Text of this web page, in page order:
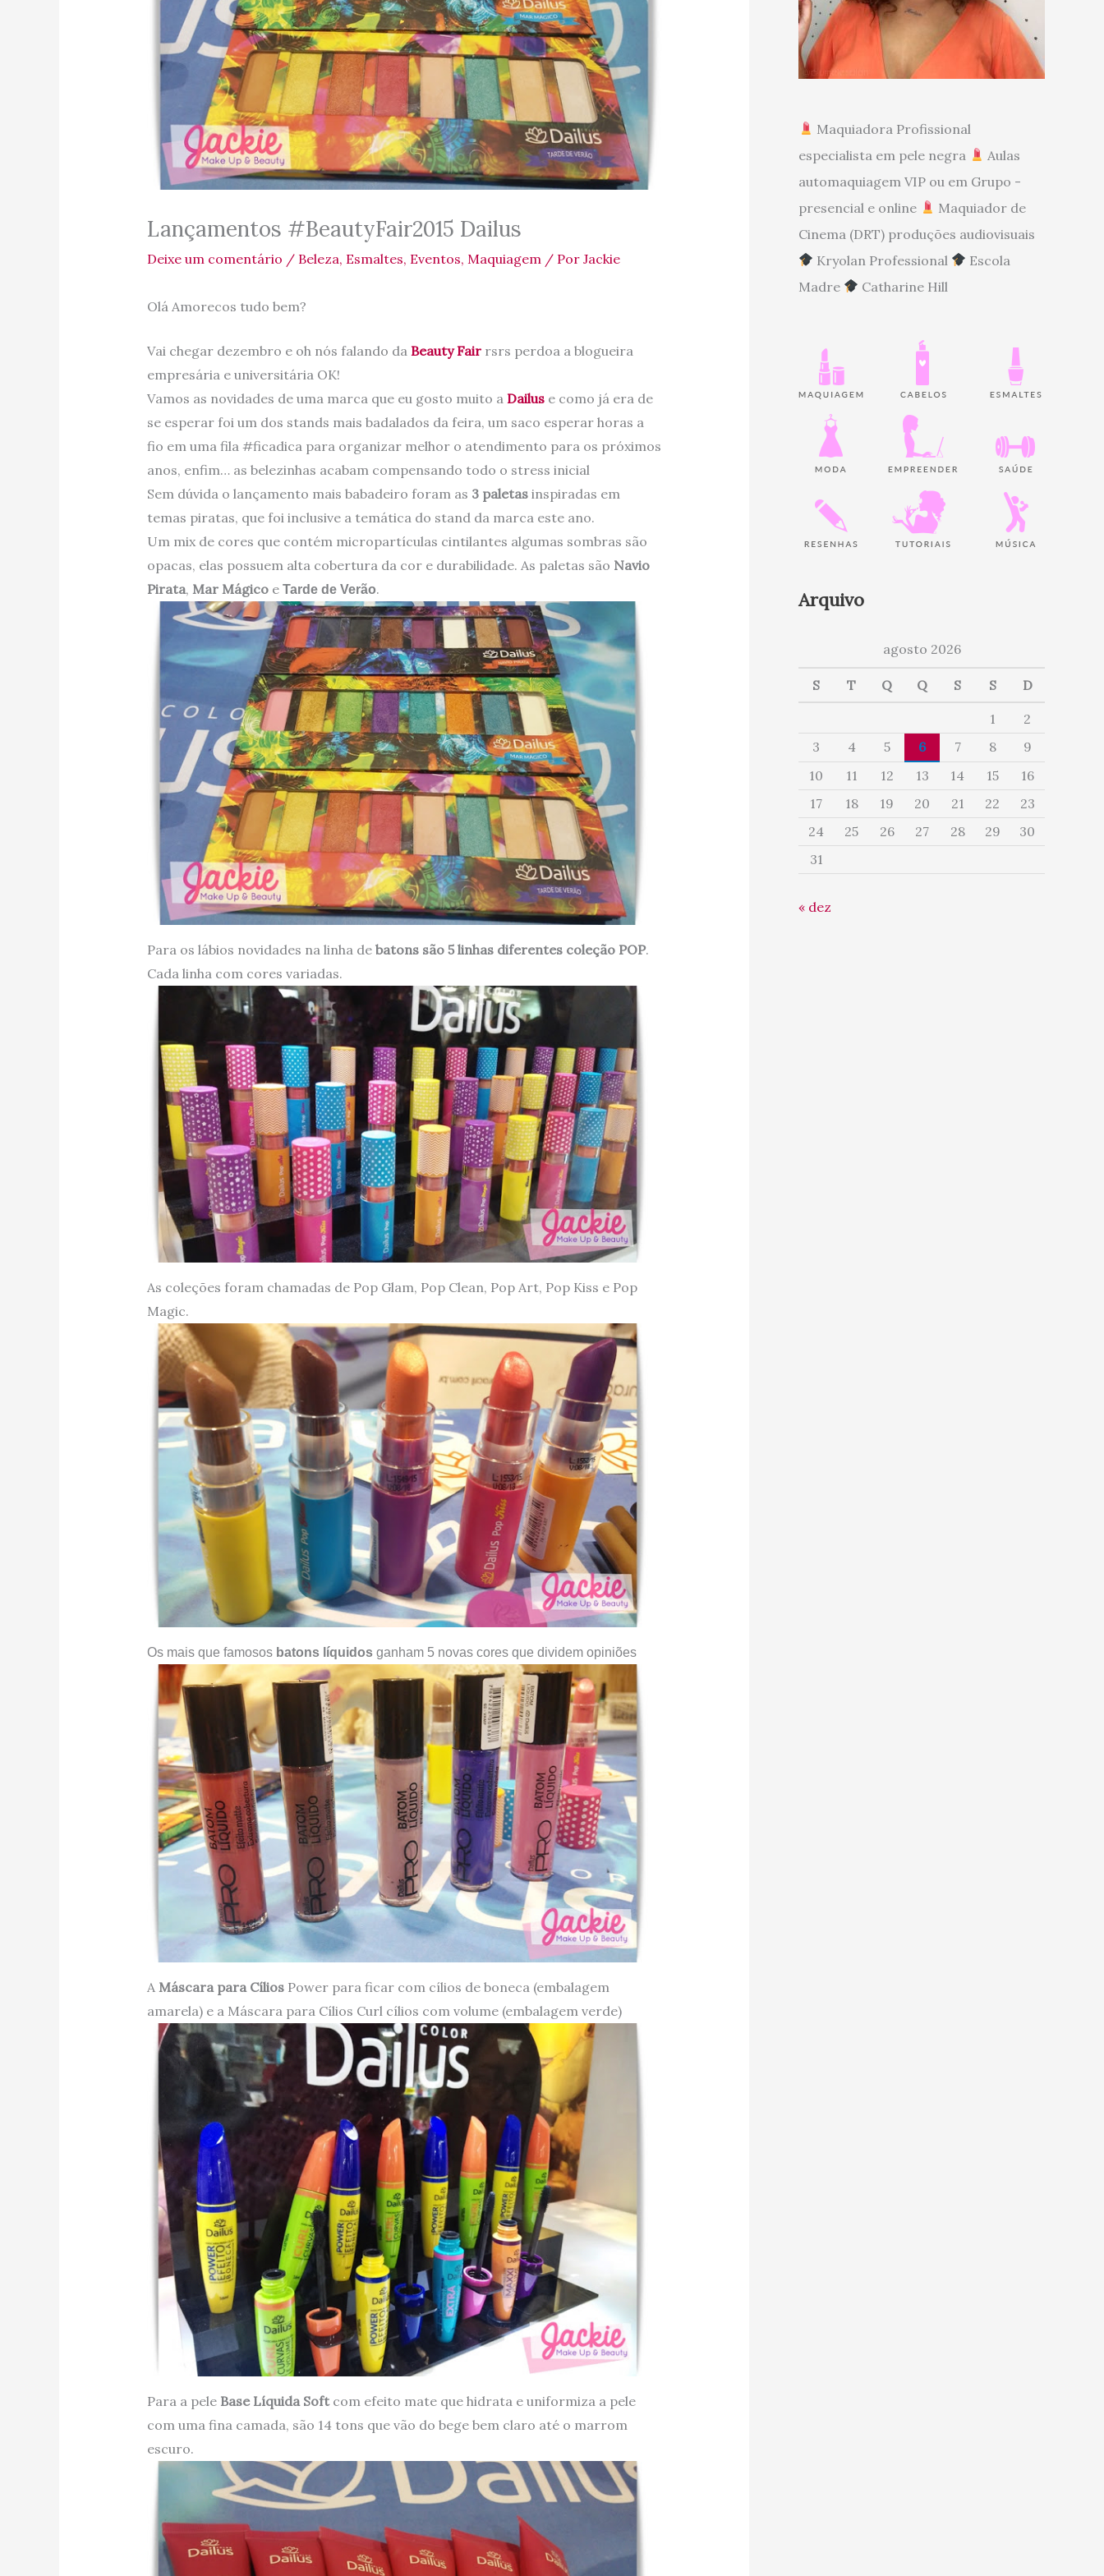
Lançamentos #BeautyFair2015 Dailus
Deixe um comentário / Beleza, Esmaltes, Eventos, Maquiagem / Por Jackie
Olá Amorecos tudo bem?
Vai chegar dezembro e oh nós falando da Beauty Fairrsrs perdoa a blogueira
empresária e universitária OK!
Vamos as novidades de uma marca que eu gosto muito a Dailuse como já era de
se esperar foi um dos stands mais badalados da feira, um saco esperar horas a
fio em uma fila #ficadica para organizar melhor o atendimento para os próximos
anos, enfim… as belezinhas acabam compensando todo o stress inicial
Sem dúvida o lançamento mais babadeiro foram as 3 paletasinspiradas em
temas piratas, que foi inclusive a temática do stand da marca este ano.
Um mix de cores que contém micropartículas cintilantes algumas sombras são
opacas, elas possuem alta cobertura da cor e durabilidade. As paletas são Navio
Pirata, Mar Mágico e Tarde de Verão.
Para os lábios novidades na linha de batons são 5 linhas diferentes coleção POP.
Cada linha com cores variadas.
As coleções foram chamadas de Pop Glam, Pop Clean, Pop Art, Pop Kiss e Pop
Magic.
Os mais que famosos batons líquidosganham 5 novas cores que dividem opiniões
A Máscara para CíliosPower para ficar com cílios de boneca (embalagem
amarela) e a Máscara para Cílios Curl cílios com volume (embalagem verde)
Para a pele Base Líquida Softcom efeito mate que hidrata e uniformiza a pele
com uma fina camada, são 14 tons que vão do bege bem claro até o marrom
escuro.
Maquiadora Profissional
especialista em pele negra
Aulas
automaquiagem VIP ou em Grupo -
presencial e online
Maquiador de
Cinema (DRT) produções audiovisuais
Kryolan Professional
Escola
Madre
Catharine Hill
Arquivo
agosto 2026
S T Q Q S S D
1
2
3
4 5 6 7 8
9
10
11 12 13 14 15
16
17
18 19 20 21 22
23
24
25 26 27 28 29
30
31
« dez